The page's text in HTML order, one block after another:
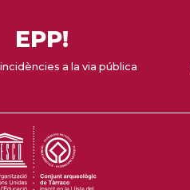
EPP!
a la via pública